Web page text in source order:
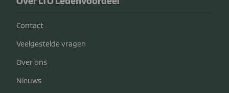
Contact
Veelgestelde vragen
Over ons
Nieuws